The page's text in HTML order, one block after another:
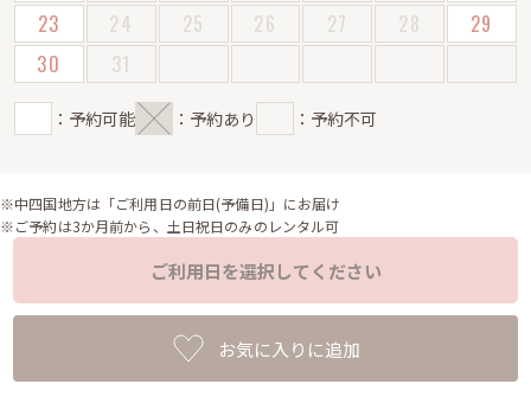
23
24 25 26 27 28
29
30
31
：予約可能 ：予約あり ：予約不可
※中四国地方は「ご利用日の前日(予備日)」にお届け
※ご予約は3か月前から、土日祝日のみのレンタル可
ご利用日を選択してください
お気に入りに追加